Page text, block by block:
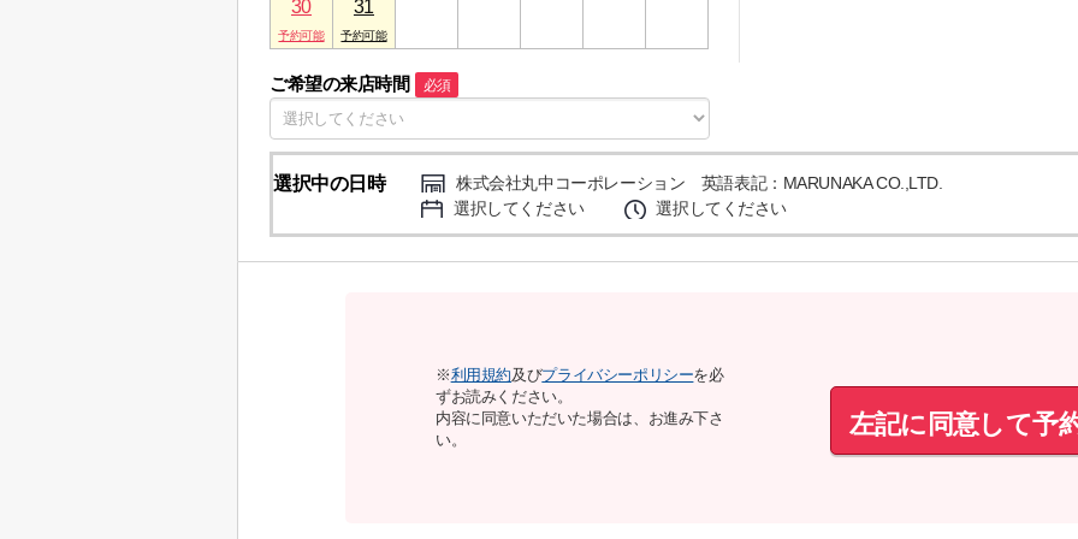
30 31
ご希望の来店時間 必須
選択中の日時
株式会社丸中コーポレーション 英語表記：MARUNAKA CO.,LTD.
選択してください
選択してください
※利用規約及びプライバシーポリシーを必
ずお読みください。
内容に同意いただいた場合は、お進み下さ
い。
左記に同意して予